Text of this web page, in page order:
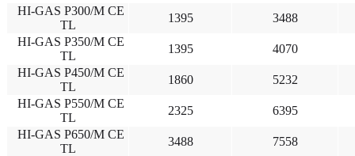
HI-GAS P300/M CE
TL
1395
3488
HI-GAS P350/M CE
TL
1395
4070
HI-GAS P450/M CE
TL
1860
5232
HI-GAS P550/M CE
TL
2325
6395
HI-GAS P650/M CE
TL
3488
7558